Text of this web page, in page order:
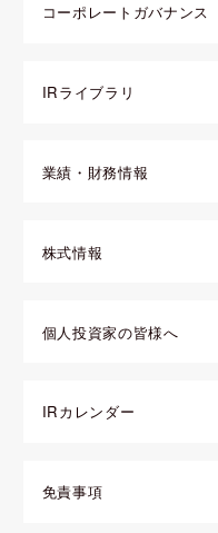
コーポレートガバナンス
IRライブラリ
業績・財務情報
株式情報
個人投資家の皆様へ
IRカレンダー
免責事項